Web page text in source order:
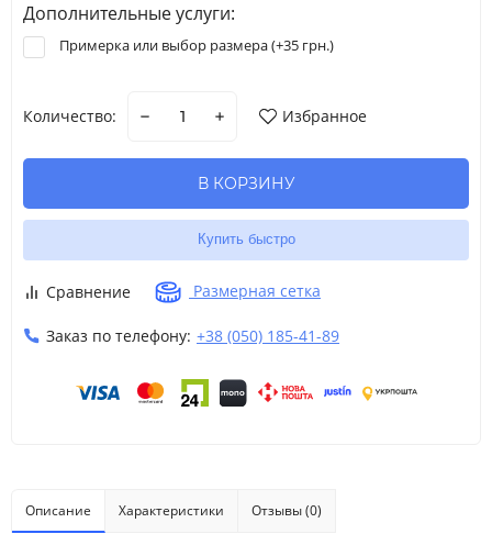
Дополнительные услуги:
Примерка или выбор размера (+35 грн.)
Количество: Избранное
В КОРЗИНУ
Купить быстро
Сравнение Размерная сетка
Заказ по телефону: +38 (050) 185-41-89
Описание Характеристики Отзывы (0)